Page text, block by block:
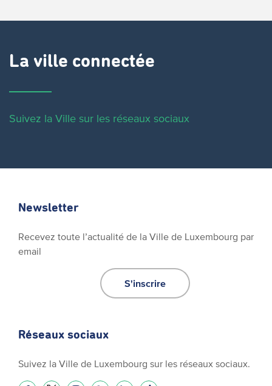
La ville connectée
Suivez la Ville sur les réseaux sociaux
Newsletter
Recevez toute l’actualité de la Ville de Luxembourg par
email
S'inscrire
Réseaux sociaux
Suivez la Ville de Luxembourg sur les réseaux sociaux.